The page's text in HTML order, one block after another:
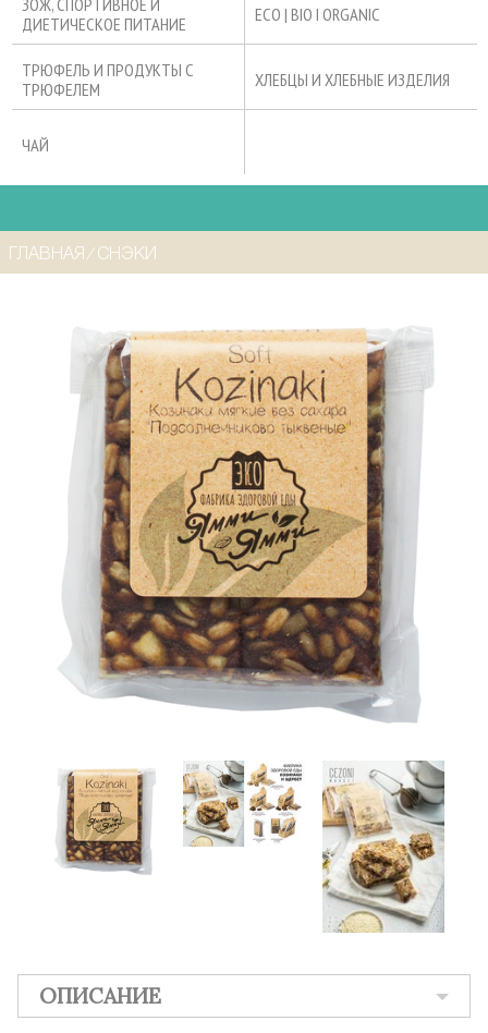
ДИЕТИЧЕСКОЕ ПИТАНИЕ
ECO | BIO I ORGANIC
ТРЮФЕЛЬ И ПРОДУКТЫ С
ТРЮФЕЛЕМ
ХЛЕБЦЫ И ХЛЕБНЫЕ ИЗДЕЛИЯ
ЧАЙ
ГЛАВНАЯ ⁄ СНЭКИ
ОПИСАНИЕ